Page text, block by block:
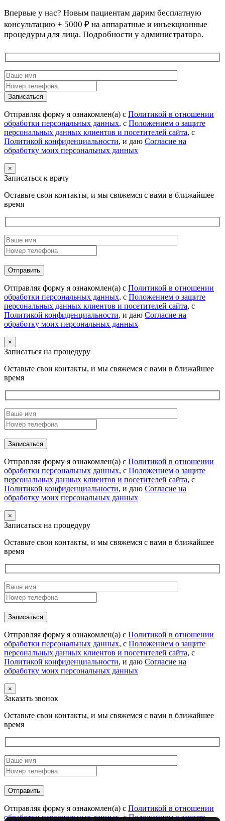
Впервые у нас? Новым пациентам дарим бесплатную
консультацию + 5000 ₽ на аппаратные и инъекционные
процедуры для лица. Подробности у администратора.
Отправляя форму я ознакомлен(а) с Политикой в отношении
обработки персональных данных, с Положением о защите
персональных данных клиентов и посетителей сайта, с
Политикой конфиденциальности, и даю Согласие на
обработку моих персональных данных
×
Записаться к врачу
Оставьте свои контакты, и мы свяжемся с вами в ближайшее
время
Отправляя форму я ознакомлен(а) с Политикой в отношении
обработки персональных данных, с Положением о защите
персональных данных клиентов и посетителей сайта, с
Политикой конфиденциальности, и даю Согласие на
обработку моих персональных данных
×
Записаться на процедуру
Оставьте свои контакты, и мы свяжемся с вами в ближайшее
время
Отправляя форму я ознакомлен(а) с Политикой в отношении
обработки персональных данных, с Положением о защите
персональных данных клиентов и посетителей сайта, с
Политикой конфиденциальности, и даю Согласие на
обработку моих персональных данных
×
Записаться на процедуру
Оставьте свои контакты, и мы свяжемся с вами в ближайшее
время
Отправляя форму я ознакомлен(а) с Политикой в отношении
обработки персональных данных, с Положением о защите
персональных данных клиентов и посетителей сайта, с
Политикой конфиденциальности, и даю Согласие на
обработку моих персональных данных
×
Заказать звонок
Оставьте свои контакты, и мы свяжемся с вами в ближайшее
время
Отправляя форму я ознакомлен(а) с Политикой в отношении
обработки персональных данных, сПоложением о защите